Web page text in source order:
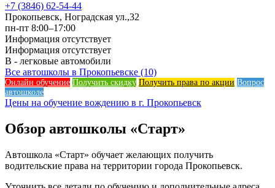
+7 (3846) 62-54-44
Прокопьевск, Ноградская ул.,32
пн-пт 8:00–17:00
Информация отсутствует
Информация отсутствует
B - легковые автомобили
Все автошколы в Прокопьевске (10)
Онлайн обучение Получить скидку Получить права по акции Вопрос
автошколе
Цены на обучение вождению в г. Прокопьевск
Обзор автошколы «Старт»
Автошкола «Старт» обучает желающих получить
водительские права на территории города Прокопьевск.